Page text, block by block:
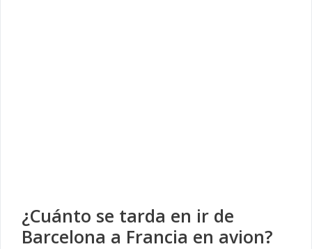
¿Cuánto se tarda en ir de
Barcelona a Francia en avion?